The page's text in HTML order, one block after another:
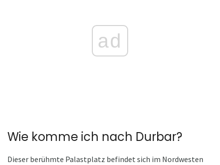
ad
Wie komme ich nach Durbar?
Dieser berühmte Palastplatz befindet sich im Nordwesten